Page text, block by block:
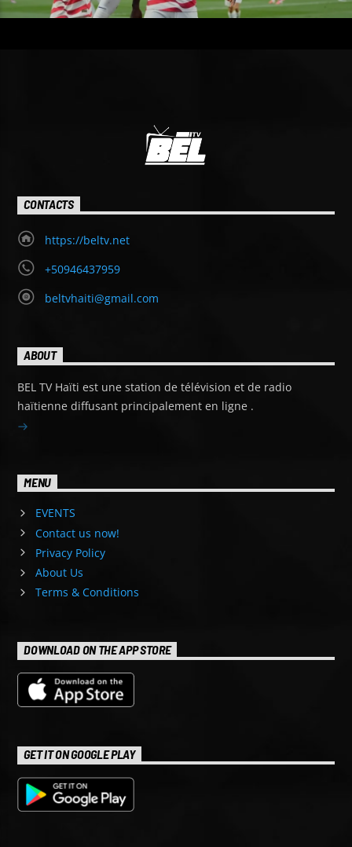
CONTACTS
https://beltv.net
+50946437959
beltvhaiti@gmail.com
ABOUT
BEL TV Haïti est une station de télévision et de radio
haïtienne diffusant principalement en ligne .
MENU
EVENTS
Contact us now!
Privacy Policy
About Us
Terms & Conditions
DOWNLOAD ON THE APP STORE
GET IT ON GOOGLE PLAY